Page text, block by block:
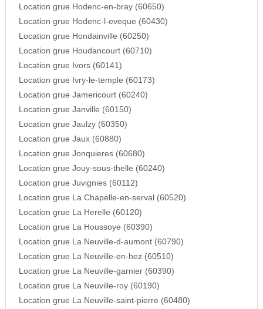
Location grue Hodenc-en-bray (60650)
Location grue Hodenc-l-eveque (60430)
Location grue Hondainville (60250)
Location grue Houdancourt (60710)
Location grue Ivors (60141)
Location grue Ivry-le-temple (60173)
Location grue Jamericourt (60240)
Location grue Janville (60150)
Location grue Jaulzy (60350)
Location grue Jaux (60880)
Location grue Jonquieres (60680)
Location grue Jouy-sous-thelle (60240)
Location grue Juvignies (60112)
Location grue La Chapelle-en-serval (60520)
Location grue La Herelle (60120)
Location grue La Houssoye (60390)
Location grue La Neuville-d-aumont (60790)
Location grue La Neuville-en-hez (60510)
Location grue La Neuville-garnier (60390)
Location grue La Neuville-roy (60190)
Location grue La Neuville-saint-pierre (60480)